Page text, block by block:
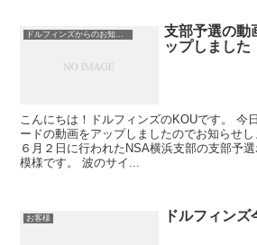
支部予選の動
ップしました
こんにちは！ドルフィンズのKOUです。 今
ードの動画をアップしましたのでお知らせ
６月２日に行われたNSA横浜支部の支部予
模様です。 波のサイ...
お客様 ドルフィン